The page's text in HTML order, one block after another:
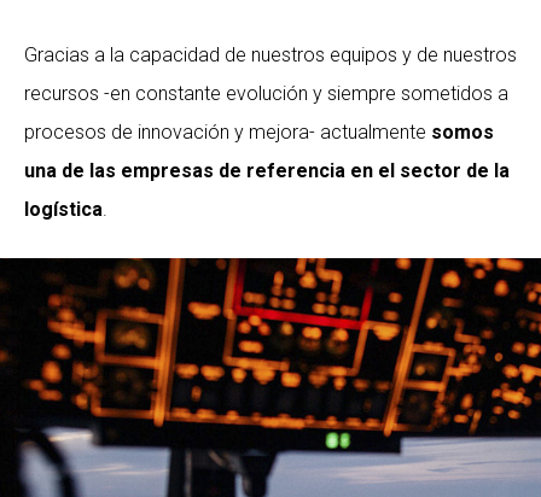
Gracias a la capacidad de nuestros equipos y de nuestros
recursos -en constante evolución y siempre sometidos a
procesos de innovación y mejora- actualmente somos
una de las empresas de referencia en el sector de la
logística.